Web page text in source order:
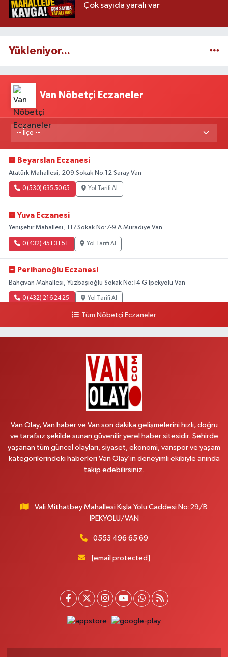
Çok sayıda yaralı var
Yükleniyor...
Van Nöbetçi Eczaneler
Beyarslan Eczanesi
Atatürk Mahallesi, 209.Sokak No:12 Saray Van
0 (530) 635 50 65 Yol Tarifi Al
Yuva Eczanesi
Yenişehir Mahallesi, 117.Sokak No:7-9 A Muradiye Van
0 (432) 451 31 51 Yol Tarifi Al
Perihanoğlu Eczanesi
Bahçıvan Mahallesi, Yüzbaşıoğlu Sokak No:14 G İpekyolu Van
0 (432) 216 24 25 Yol Tarifi Al
Recep Tayyip Erdoğan Mahallesi, Azerbaycan Caddesi No:104 B
Yol Tarifi Al
Beyazıt Mahallesi, Zeylan Caddesi No:1 Erciş Van
Afşar Eczanesi
Kazım Karabekir Caddesi No:156 B İpekyolu Van
Yol Tarifi Al
Akpınar Mahallesi, Milli Egemenlik Caddesi No:7 A Gürpınar Van
Ferhat Eczanesi
Urartu Sokak, Eski İstanbul Hastanesi karşısı No:4 C İpekyolu Van
Tüm Nöbetçi Eczaneler
Van Olay, Van haber ve Van son dakika gelişmelerini hızlı, doğru
ve tarafsız şekilde sunan güvenilir yerel haber sitesidir. Şehirde
yaşanan tüm güncel olayları, siyaset, ekonomi, vanspor ve yaşam
kategorilerindeki haberleri Van Olay’ın deneyimli ekibiyle anında
takip edebilirsiniz.
Vali Mithatbey Mahallesi Kışla Yolu Caddesi No:29/B
İPEKYOLU/VAN
0553 496 65 69
[email protected]